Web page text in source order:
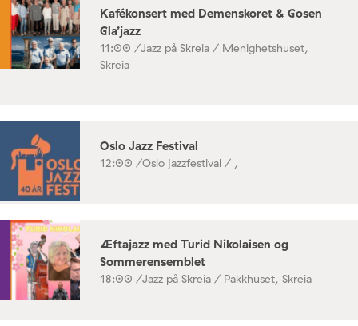
Kafékonsert med Demenskoret & Gosen
Gla’jazz
11:00 /Jazz på Skreia / Menighetshuset,
Skreia
Oslo Jazz Festival
12:00 /Oslo jazzfestival / ,
Æftajazz med Turid Nikolaisen og
Sommerensemblet
18:00 /Jazz på Skreia / Pakkhuset, Skreia